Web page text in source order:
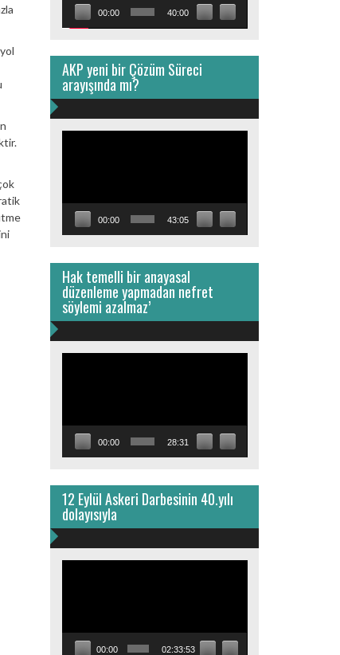
00:00 40:00
AKP yeni bir Çözüm Süreci
arayışında mı?
00:00 43:05
Hak temelli bir anayasal
düzenleme yapmadan nefret
söylemi azalmaz’
00:00 28:31
12 Eylül Askeri Darbesinin 40.yılı
dolayısıyla
00:00 02:33:53